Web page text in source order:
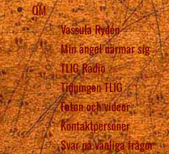
OM
Vassula Rydén
Min ängel närmar sig
TLIG Radio
Tidningen TLIG
Foton och videor
Kontaktpersoner
Svar på vanliga frågor